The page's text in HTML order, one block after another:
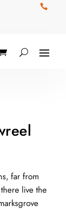

far from
live the